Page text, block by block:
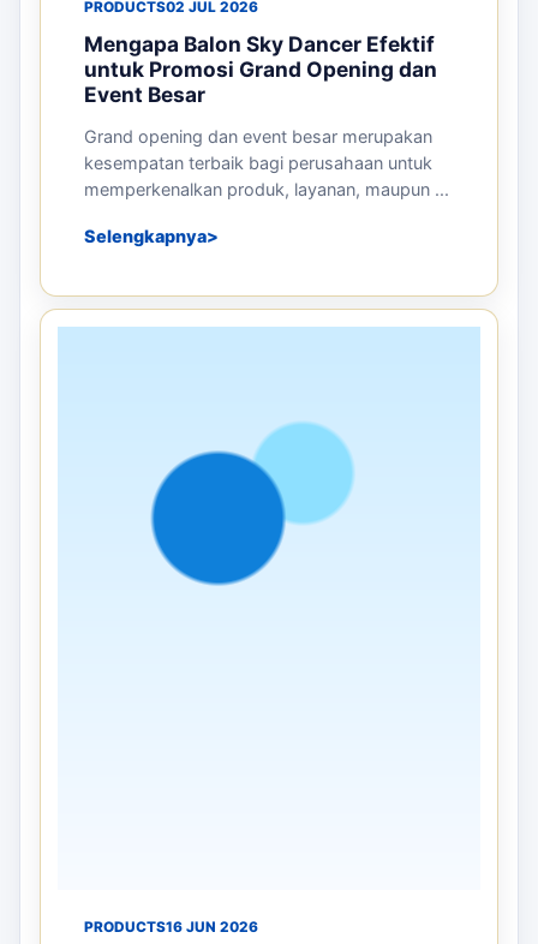
PRODUCTS02 JUL 2026
Mengapa Balon Sky Dancer Efektif
untuk Promosi Grand Opening dan
Event Besar
Grand opening dan event besar merupakan
kesempatan terbaik bagi perusahaan untuk
memperkenalkan produk, layanan, maupun ...
Selengkapnya
PRODUCTS16 JUN 2026